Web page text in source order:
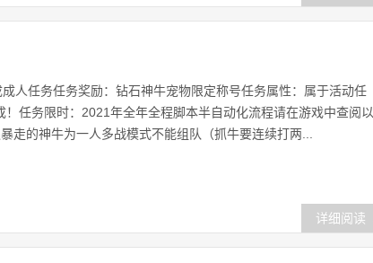
人任务任务奖励：钻石神牛宠物限定称号任务属性：属于活动任
！任务限时：2021年全年全程脚本半自动化流程请在游戏中查阅以
走的神牛为一人多战模式不能组队（抓牛要连续打两...
详细阅读